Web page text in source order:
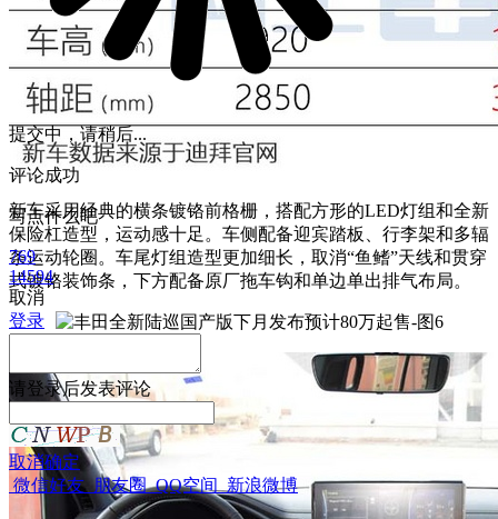
新车采用经典的横条镀铬前格栅，搭配方形的LED灯组和全新
保险杠造型，运动感十足。车侧配备迎宾踏板、行李架和多辐
条运动轮圈。车尾灯组造型更加细长，取消“鱼鳍”天线和贯穿
式镀铬装饰条，下方配备原厂拖车钩和单边单出排气布局。
提交中，请稍后...
评论成功
写点什么吧
769
14594
取消
登录
请 登录后发表评论
取消确定
微信好友 朋友圈 QQ空间 新浪微博